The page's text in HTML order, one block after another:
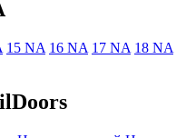
15 NA 16 NA 17 NA 18 NA